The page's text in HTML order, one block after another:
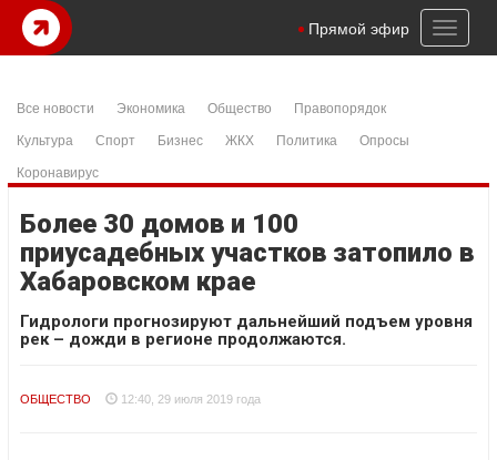
Toggle
Прямой эфир
Все новости Экономика Общество
Правопорядок
Культура
Спорт Бизнес ЖКХ Политика
Опросы
Коронавирус
Более 30 домов и 100
приусадебных участков затопило в
Хабаровском крае
Гидрологи прогнозируют дальнейший подъем уровня
рек – дожди в регионе продолжаются.
ОБЩЕСТВО 12:40, 29 июля 2019 года